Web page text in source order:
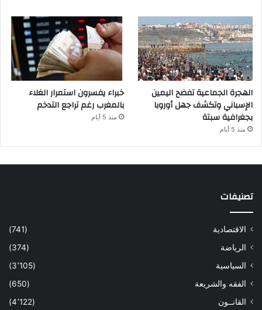
الهجرة الجماعية تفضح اليمين
الإسباني وتكشف جهل أوروبا
بجغرافية سبتة
منذ 5 أيام
خبراء يفسرون استمرار الغلاء
بالمغرب رغم تراجع التدخم
منذ 5 أيام
تصنيفات
الاقتصادية
(741)
الرياضة
(374)
السياسية
(3٬105)
الفقه والشريعة
(650)
القانــون
(4٬122)